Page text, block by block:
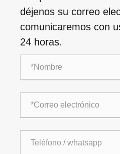
déjenos su correo
comunicaremos con
24 horas.